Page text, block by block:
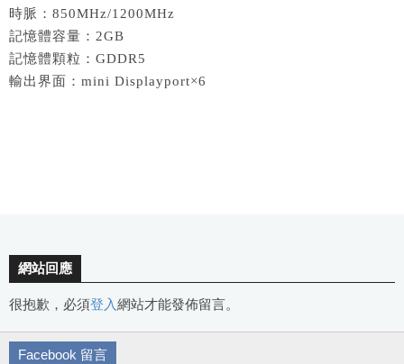
時脈：850MHz/1200MHz
記憶體容量：2GB
記憶體顆粒：GDDR5
輸出界面：mini Displayport×6
網站回應
很抱歉，必須登入網站才能發佈留言。
Facebook 留言